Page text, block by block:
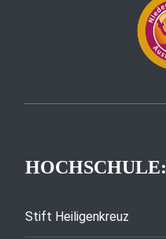
HOCHSCHULE:
Stift Heiligenkreuz